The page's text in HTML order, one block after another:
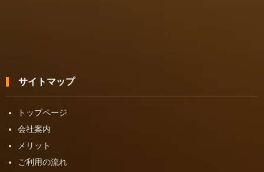
サイトマップ
トップページ
会社案内
メリット
ご利用の流れ